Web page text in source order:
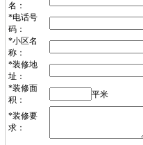
名：
*电话号
码：
*小区名
称：
*装修地
址：
*装修面
积：
平米
*装修要
求：